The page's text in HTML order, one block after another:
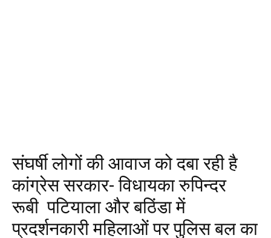
संघर्षी लोगों की आवाज को दबा रही है
कांग्रेस सरकार- विधायका रुपिन्दर
रूबी पटियाला और बठिंडा में
प्रदर्शनकारी महिलाओं पर पुलिस बल का